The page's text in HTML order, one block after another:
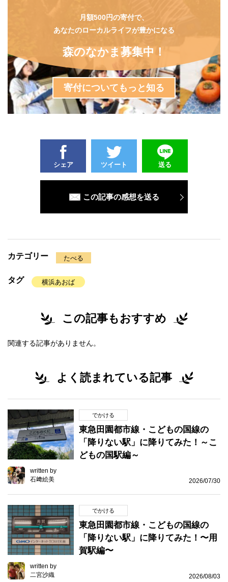
月額500円の寄付で、
あなたのローカルライフが豊かになる
森のなかま募集中！
寄付についてもっと知る
シェア ツイート 送る
この記事の感想を送る
カテゴリー たべる
タグ 横浜あおば
この記事もおすすめ
関連する記事がありません。
よく読まれている記事
でかける
東急田園都市線・こどもの国線の
「降りない駅」に降りてみた！～こ
どもの国駅編～
written by
石﨑絵美
2026/07/30
でかける
東急田園都市線・こどもの国線の
「降りない駅」に降りてみた！〜用
賀駅編〜
written by
二宮沙織
2026/08/03